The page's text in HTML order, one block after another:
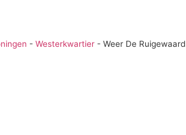
- Westerkwartier - Weer De Ruigewaard